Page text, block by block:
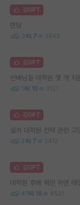
김GPT
면담
3 7 2845
김GPT
선배님들 대학원 몇 개 지
1 10 3121
김GPT
설카 대학원 컨택 관련 고
2 7 2412
김GPT
대학원 후배 뭐만 하면 태
41 16 4521